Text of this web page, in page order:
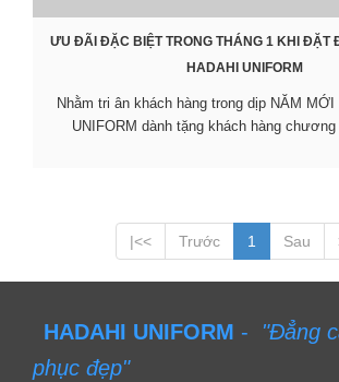
ƯU ĐÃI ĐẶC BIỆT TRONG THÁNG 1 KHI ĐẶT
HADAHI UNIFORM
Nhằm tri ân khách hàng trong dịp NĂM MỚI
UNIFORM dành tặng khách hàng
|<< Trước 1 Sau
HADAHI UNIFORM - "Đẳng
phục đẹp"